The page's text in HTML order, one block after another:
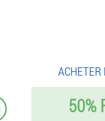
ACHETER
50%